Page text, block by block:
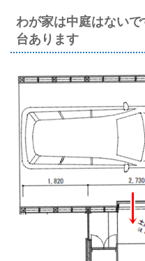
わが家は中庭はない
台あります